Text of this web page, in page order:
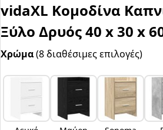
vidaXL Κομοδίνα
Ξύλο Δρυός 40 x 30 x
Χρώμα(8 διαθέσιμες επιλογές)